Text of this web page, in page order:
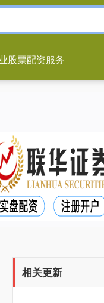
股票配资服务
相关更新